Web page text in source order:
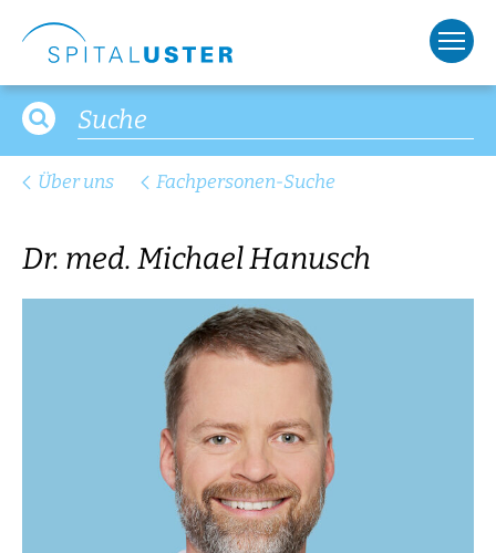
Über uns Fachpersonen-Suche
Dr. med. Michael Hanusch